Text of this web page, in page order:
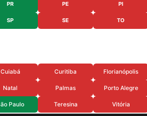
PR PE PI
SP SE TO
Cuiabá Curitiba Florianópolis
Natal Palmas Porto Alegre
Paulo Teresina Vitória